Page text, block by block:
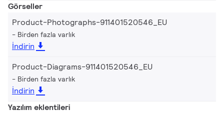
Görseller
Product-Photographs-911401520546_EU
Birden fazla varlık
İndirin
Product-Diagrams-911401520546_EU
Birden fazla varlık
İndirin
Yazılım eklentileri